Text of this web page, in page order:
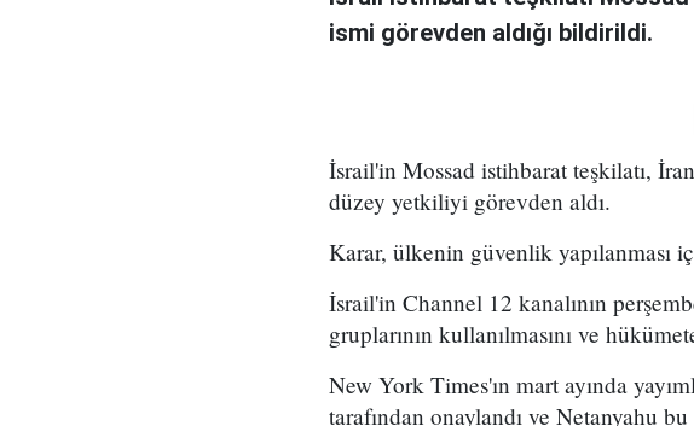
ismi görevden aldığı bildirildi.
İsrail'in Mossad istihbarat teşkilatı,
düzey yetkiliyi görevden aldı.
Karar, ülkenin güvenlik yapılanması
İsrail'in Channel 12 kanalının
gruplarının kullanılmasını ve
New York Times'ın mart ayında
tarafından onaylandı ve Netanyahu